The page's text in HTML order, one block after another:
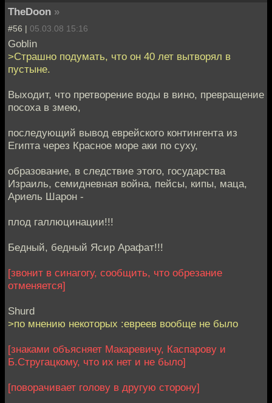
TheDoon »
#56 | 05.03.08 15:16
Goblin
>Страшно подумать, что он 40 лет вытворял в
пустыне.
Выходит, что претворение воды в вино, превращение
посоха в змею,
последующий вывод еврейского контингента из
Египта через Красное море аки по суху,
образование, в следствие этого, государства
Израиль, семидневная война, пейсы, кипы, маца,
Ариель Шарон -
плод галлюцинации!!!
Бедный, бедный Ясир Арафат!!!
[звонит в синагогу, сообщить, что обрезание
отменяется]
Shurd
>по мнению некоторых :еврeев вообще не было
[знаками объясняет Макаревичу, Каспарову и
Б.Стругацкому, что их нет и не было]
[поворачивает голову в другую сторону]